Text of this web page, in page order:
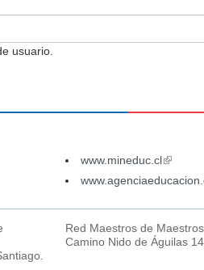
usuario.
www.mineduc.cl(link
is
Red Maestros de Maestros,
Camino Nido de Águilas